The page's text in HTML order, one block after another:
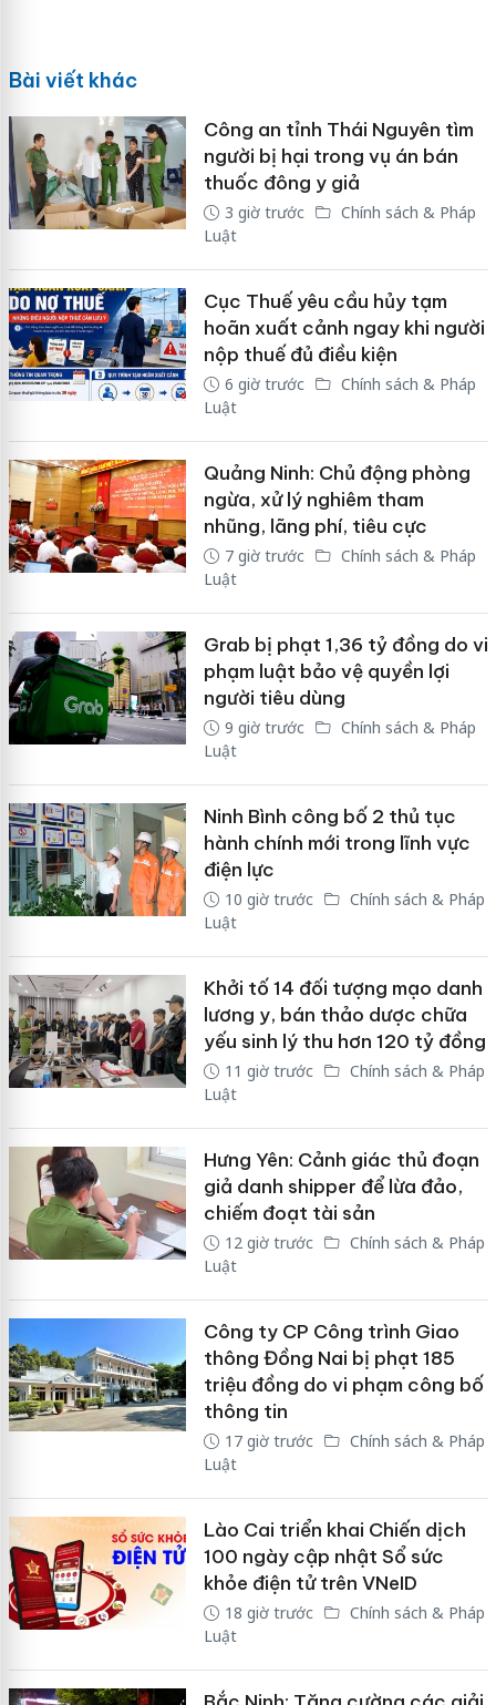
Bài viết khác
Công an tỉnh Thái Nguyên tìm
người bị hại trong vụ án bán
thuốc đông y giả
3 giờ trước
Chính sách & Pháp
Luật
Cục Thuế yêu cầu hủy tạm
hoãn xuất cảnh ngay khi người
nộp thuế đủ điều kiện
6 giờ trước
Chính sách & Pháp
Luật
Quảng Ninh: Chủ động phòng
ngừa, xử lý nghiêm tham
nhũng, lãng phí, tiêu cực
7 giờ trước
Chính sách & Pháp
Luật
Grab bị phạt 1,36 tỷ đồng do vi
phạm luật bảo vệ quyền lợi
người tiêu dùng
9 giờ trước
Chính sách & Pháp
Luật
Ninh Bình công bố 2 thủ tục
hành chính mới trong lĩnh vực
điện lực
10 giờ trước
Chính sách & Pháp
Luật
Khởi tố 14 đối tượng mạo danh
lương y, bán thảo dược chữa
yếu sinh lý thu hơn 120 tỷ đồng
11 giờ trước
Chính sách & Pháp
Luật
Hưng Yên: Cảnh giác thủ đoạn
giả danh shipper để lừa đảo,
chiếm đoạt tài sản
12 giờ trước
Chính sách & Pháp
Luật
Công ty CP Công trình Giao
thông Đồng Nai bị phạt 185
triệu đồng do vi phạm công bố
thông tin
17 giờ trước
Chính sách & Pháp
Luật
Lào Cai triển khai Chiến dịch
100 ngày cập nhật Sổ sức
khỏe điện tử trên VNeID
18 giờ trước
Chính sách & Pháp
Luật